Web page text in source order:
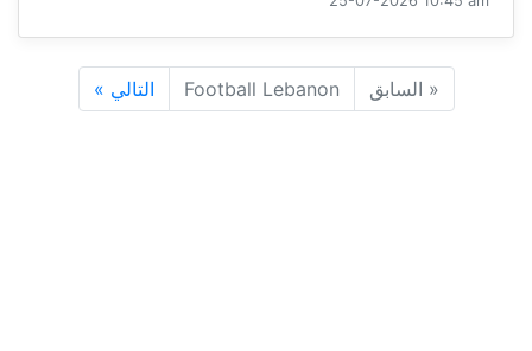
« السابق Football Lebanon التالي »